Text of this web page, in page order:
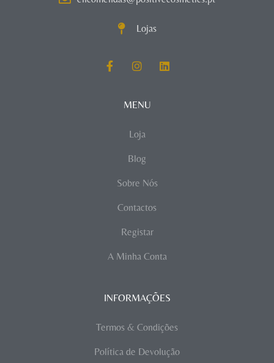
Lojas
MENU
Loja
Blog
Sobre Nós
Contactos
Registar
A Minha Conta
INFORMAÇÕES
Termos & Condições
Política de Devolução